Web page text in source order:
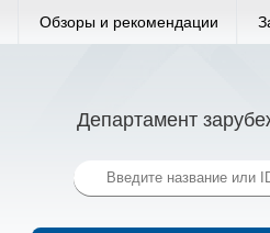
Обзоры и рекомендации
Департамент